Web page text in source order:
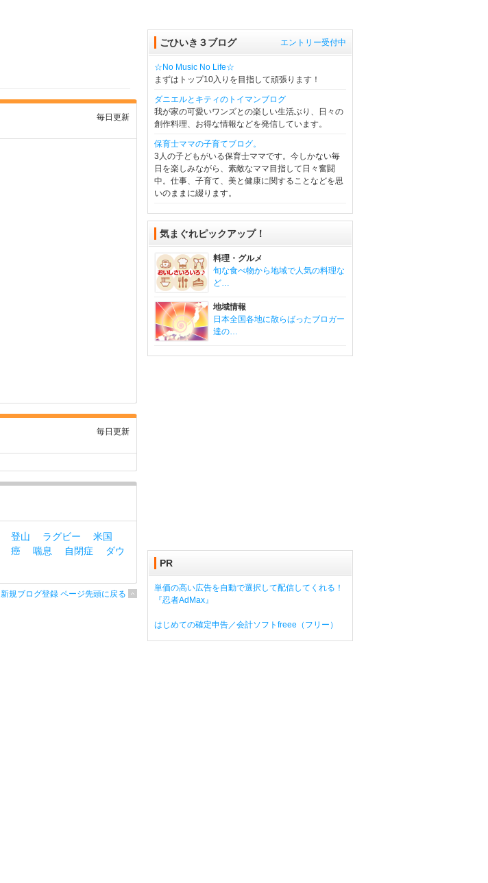
毎日更新
毎日更新
登山 ラグビー
米国
癌 喘息 自閉症
ダウ
新規ブログ登録 ページ先頭に戻る
エントリー受付中
ごひいき３ブログ
☆No Music No Life☆
まずはトップ10入りを目指して頑張ります！
ダニエルとキティのトイマンブログ
我が家の可愛いワンズとの楽しい生活ぶり、日々の
創作料理、お得な情報などを発信しています。
保育士ママの子育てブログ。
3人の子どもがいる保育士ママです。今しかない毎
日を楽しみながら、素敵なママ目指して日々奮闘
中。仕事、子育て、美と健康に関することなどを思
いのままに綴ります。
気まぐれピックアップ！
料理・グルメ
旬な食べ物から地域で人気の料理な
ど…
地域情報
日本全国各地に散らばったブロガー
達の…
PR
単価の高い広告を自動で選択して配信してくれる！
『忍者AdMax』
はじめての確定申告／会計ソフトfreee（フリー）